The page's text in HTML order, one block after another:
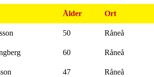
Ålder Ort
50 Råneå
60 Råneå
47 Råneå